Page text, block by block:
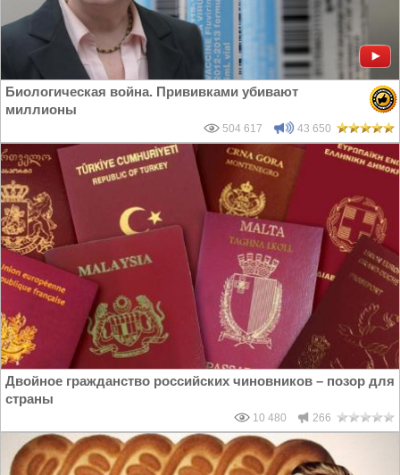
Биологическая война. Прививками убивают
миллионы
504 617 43 650
Двойное гражданство российских чиновников – позор для
страны
10 480 266